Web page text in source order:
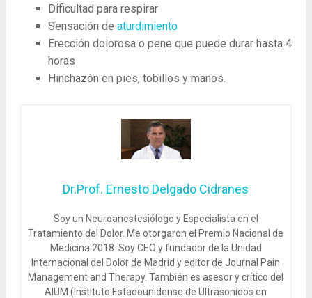
Dificultad para respirar
Sensación de aturdimiento
Erección dolorosa o pene que puede durar hasta 4
horas
Hinchazón en pies, tobillos y manos.
Dr.Prof. Ernesto Delgado Cidranes
Soy un Neuroanestesiólogo y Especialista en el
Tratamiento del Dolor. Me otorgaron el Premio Nacional de
Medicina 2018. Soy CEO y fundador de la Unidad
Internacional del Dolor de Madrid y editor de Journal Pain
Management and Therapy. También es asesor y crítico del
AIUM (Instituto Estadounidense de Ultrasonidos en